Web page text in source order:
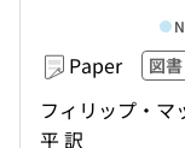
Paper 図書
フィリップ・マ
平 訳